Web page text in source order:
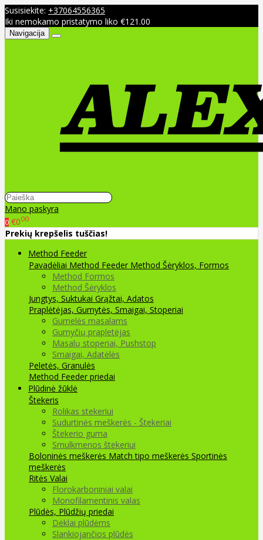
Susisiekite: +37064556365
Iki nemokamo pristatymo liko €121.00
Navigacija
Mano paskyra
0 €000
Prekių krepšelis tuščias!
Method Feeder
Pavadėliai Method Feeder Method Šėryklos, Formos
Method Formos
Method Šėryklos
Jungtys, Suktukai Grąžtai, Adatos
Praplėtėjas, Gumytės, Smaigai, Stoperiai
Gumelės masalams
Gumyčių prapletėjas
Masalų stoperiai, Pushstop
Smaigai, Adatėlės
Peletės, Granulės
Method Feeder priedai
Plūdinė žūklė
Štekeris
Rolikas stekeriui
Sudurtinės meškerės - Štekeriai
Štekerio guma
Smulkmenos štekeriui
Boloninės meškerės Match tipo meškerės Sportinės
meškerės
Ritės Valai
Florokarboniniai valai
Monofilamentinis valas
Plūdės, Plūdžių priedai
Dėklai plūdėms
Slankiojančios plūdės